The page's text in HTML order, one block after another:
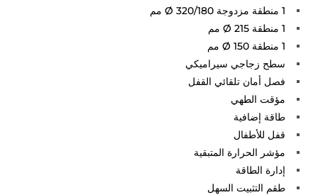
1 منطقة مزدوجة Ø 320/180 مم
1 منطقة Ø 215 مم
1 منطقة Ø 150 مم
سطح زجاجي سيراميكي
فصل أمان تلقائي القفل
مؤقت الطهي
طاقة إضافية
قفل للأطفال
مؤشر الحرارة المتبقية
إدارة الطاقة
طقم التثبيت السهل